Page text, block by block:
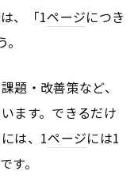
、「1ページにつき
題・改善策など、
ます。できるだけ
は、1ページには1
す。